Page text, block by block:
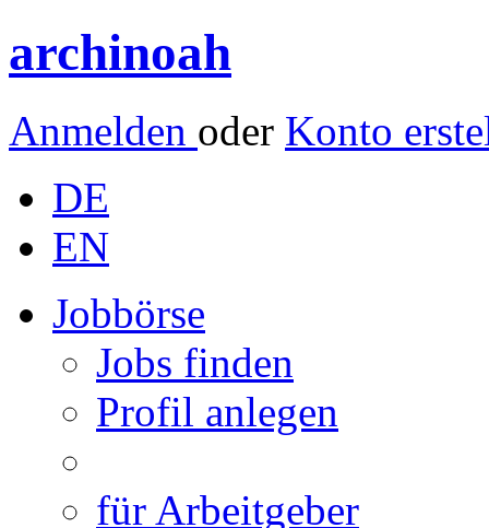
archinoah
Anmelden oder Konto
DE
EN
Jobbörse
Jobs finden
Profil anlegen
für Arbeitgeber